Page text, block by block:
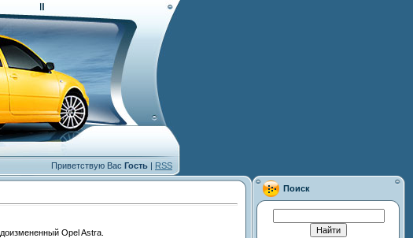
Приветствую Вас Гость | RSS
Opel Astra.
Поиск